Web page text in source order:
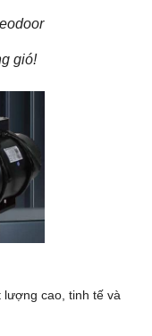
gió!
lượng cao, tinh tế và